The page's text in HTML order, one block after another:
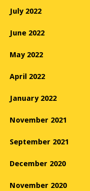
July 2022
June 2022
May 2022
April 2022
January 2022
November 2021
September 2021
December 2020
November 2020